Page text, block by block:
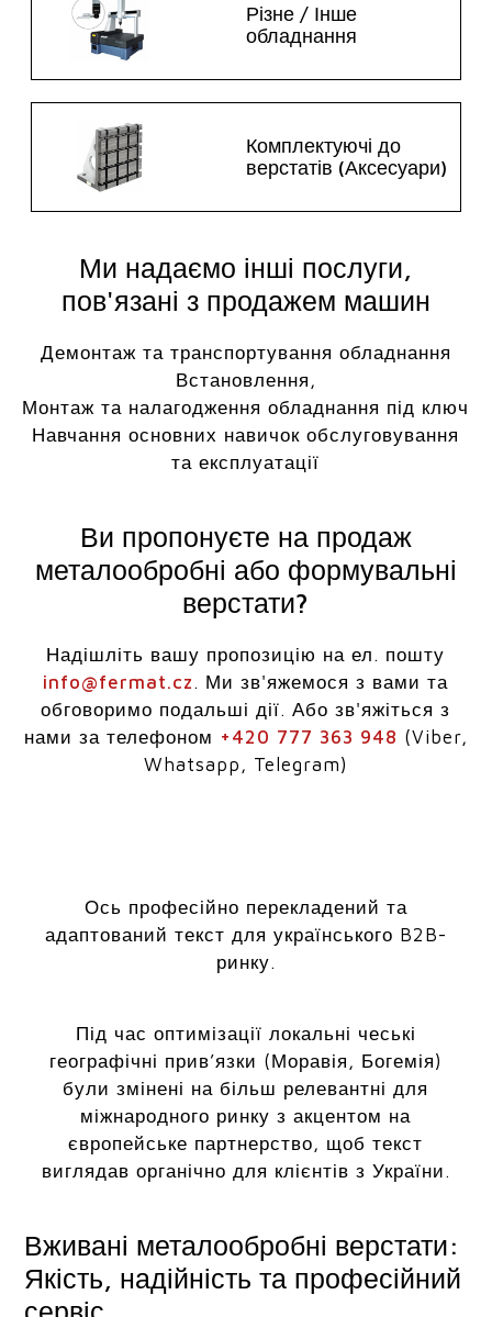
Різне / Інше
обладнання
Комплектуючі до
верстатів (Аксесуари)
Ми надаємо інші послуги,
пов'язані з продажем машин
Демонтаж та транспортування обладнання
Встановлення,
Монтаж та налагодження обладнання під ключ
Навчання основних навичок обслуговування
та експлуатації
Ви пропонуєте на продаж
металообробні або формувальні
верстати?
Надішліть вашу пропозицію на ел. пошту
info@fermat.cz. Ми зв'яжемося з вами та
обговоримо подальші дії. Або зв'яжіться з
нами за телефоном +420 777 363 948 (Viber,
Whatsapp, Telegram)
Ось професійно перекладений та
адаптований текст для українського B2B-
ринку.
Під час оптимізації локальні чеські
географічні прив’язки (Моравія, Богемія)
були змінені на більш релевантні для
міжнародного ринку з акцентом на
європейське партнерство, щоб текст
виглядав органічно для клієнтів з України.
Вживані металообробні верстати:
Якість, надійність та професійний